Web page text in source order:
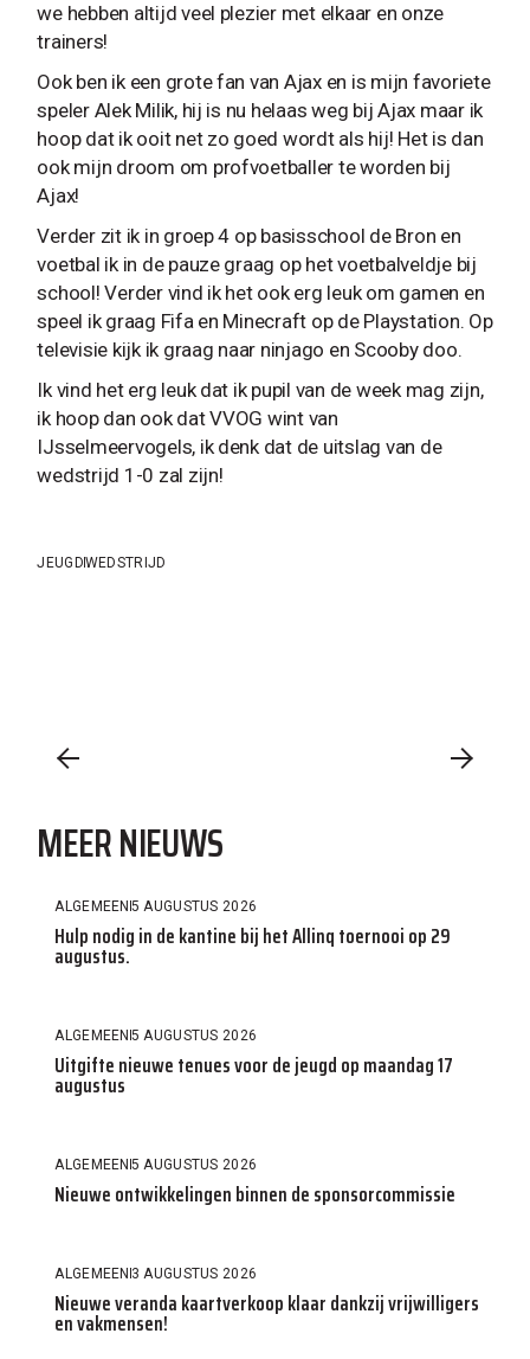
we hebben altijd veel plezier met elkaar en onze
trainers!
Ook ben ik een grote fan van Ajax en is mijn favoriete
speler Alek Milik, hij is nu helaas weg bij Ajax maar ik
hoop dat ik ooit net zo goed wordt als hij! Het is dan
ook mijn droom om profvoetballer te worden bij
Ajax!
Verder zit ik in groep 4 op basisschool de Bron en
voetbal ik in de pauze graag op het voetbalveldje bij
school! Verder vind ik het ook erg leuk om gamen en
speel ik graag Fifa en Minecraft op de Playstation. Op
televisie kijk ik graag naar ninjago en Scooby doo.
Ik vind het erg leuk dat ik pupil van de week mag zijn,
ik hoop dan ook dat VVOG wint van
IJsselmeervogels, ik denk dat de uitslag van de
wedstrijd 1-0 zal zijn!
JEUGDWEDSTRIJD
MEER NIEUWS
ALGEMEEN5 AUGUSTUS 2026
Hulp nodig in de kantine bij het Allinq toernooi op 29
augustus.
ALGEMEEN5 AUGUSTUS 2026
Uitgifte nieuwe tenues voor de jeugd op maandag 17
augustus
ALGEMEEN5 AUGUSTUS 2026
Nieuwe ontwikkelingen binnen de sponsorcommissie
ALGEMEEN3 AUGUSTUS 2026
Nieuwe veranda kaartverkoop klaar dankzij vrijwilligers
en vakmensen!